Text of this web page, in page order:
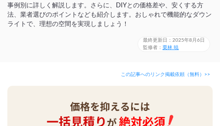
事例別に詳しく解説します。さらに、DIYとの価格差や、安くする方
法、業者選びのポイントなども紹介します。おしゃれで機能的なダウン
ライトで、理想の空間を実現しましょう！
最終更新日：2025年8月6日
監修者： 栗林 暁
この記事へのリンク掲載依頼（無料）>>